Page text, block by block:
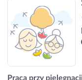
Praca przy